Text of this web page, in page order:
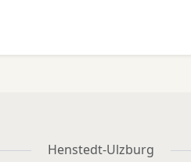
Henstedt-Ulzburg